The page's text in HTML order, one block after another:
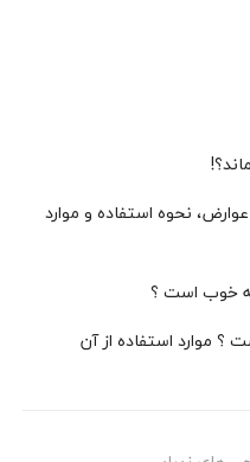
نحوه استفاده و موارد
خوب است ؟
؟ موارد استفاده از آن